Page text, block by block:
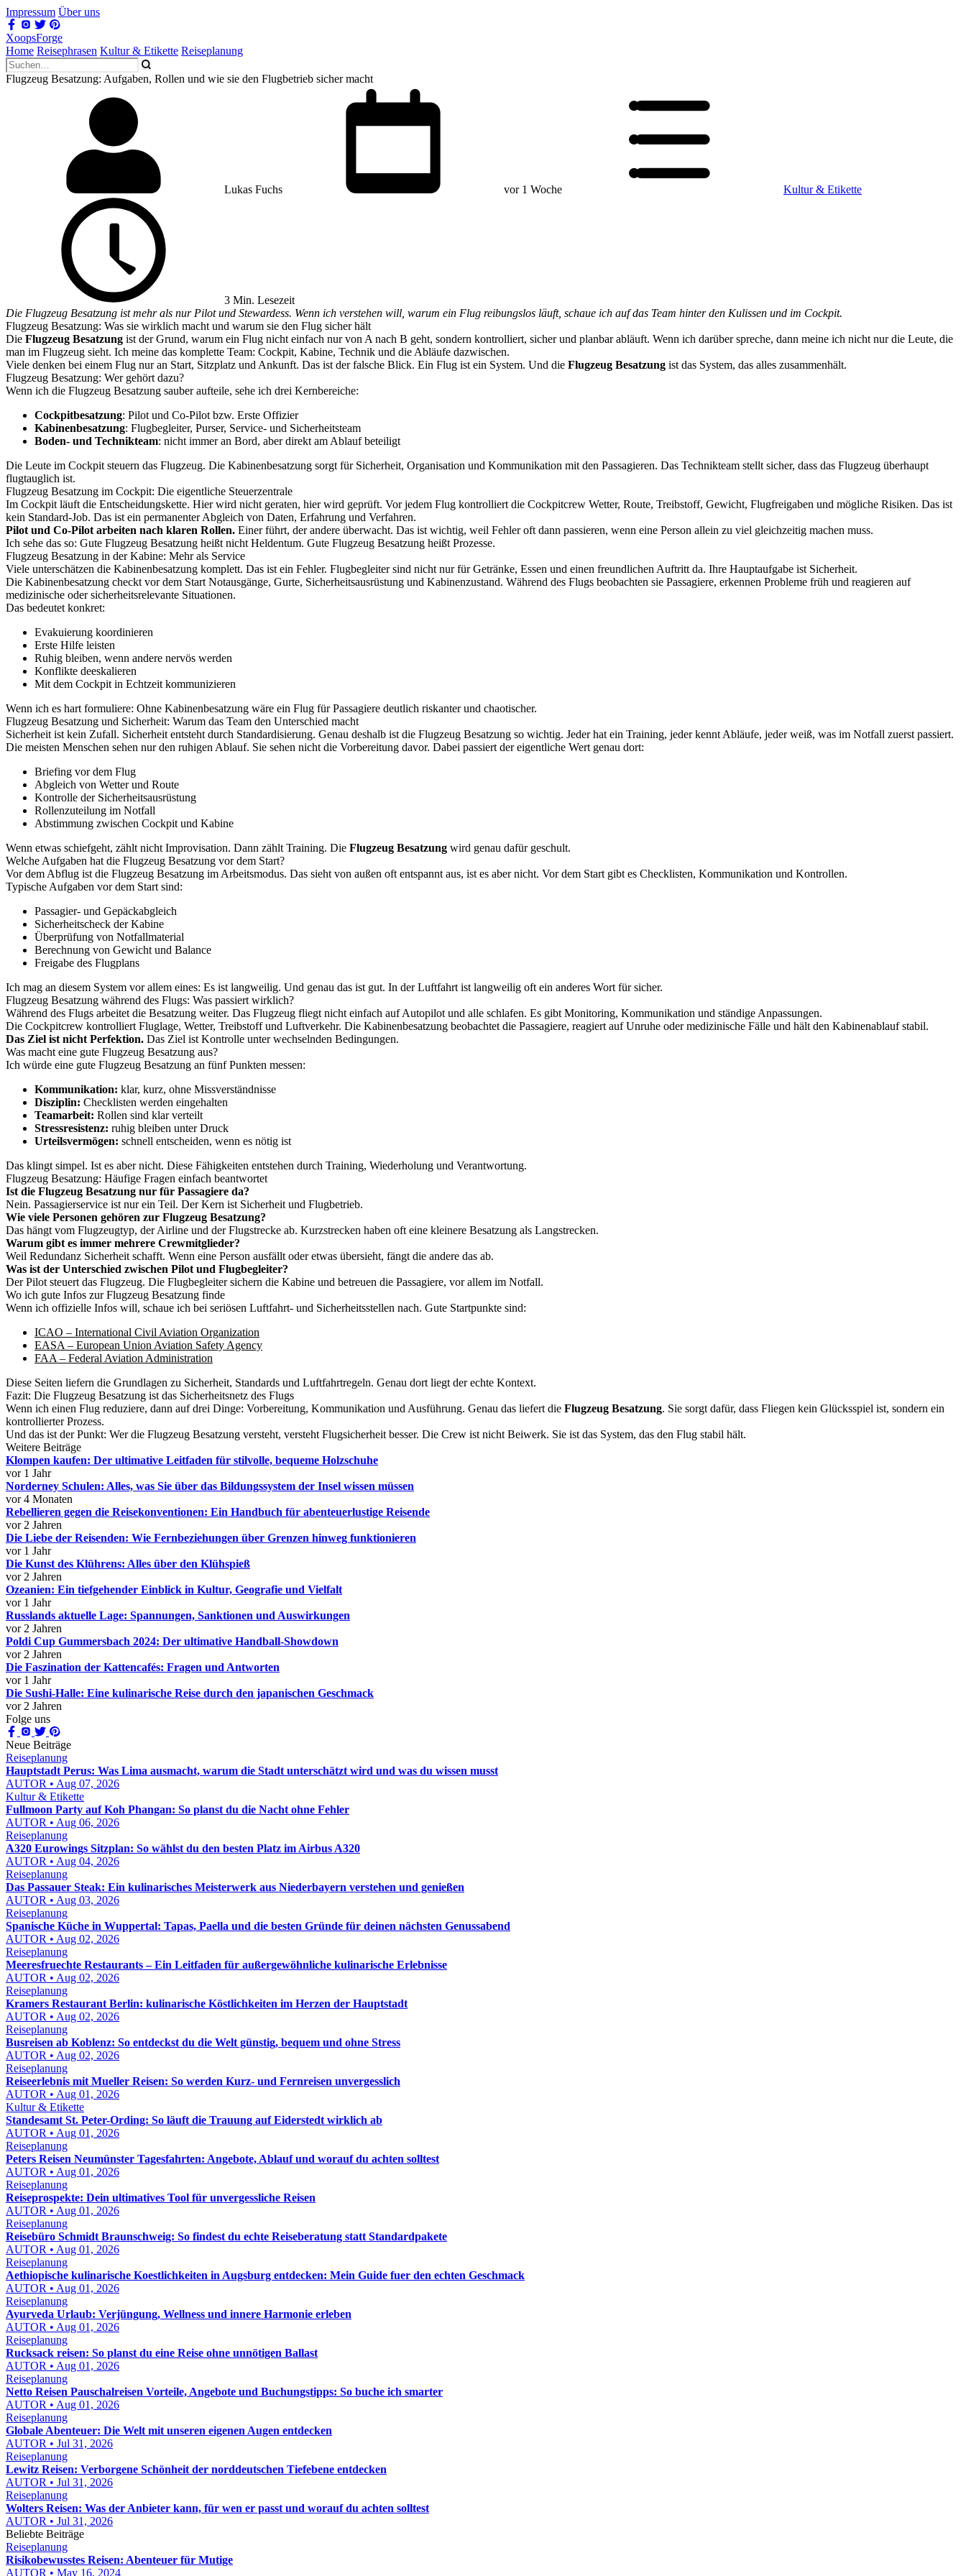
Impressum Über uns
XoopsForge
Home Reisephrasen Kultur & Etikette Reiseplanung
Flugzeug Besatzung: Aufgaben, Rollen und wie sie den Flugbetrieb sicher macht
Lukas Fuchs vor 1 Woche Kultur & Etikette
3 Min. Lesezeit
Die Flugzeug Besatzung ist mehr als nur Pilot und Stewardess. Wenn ich verstehen will, warum ein Flug reibungslos läuft, schaue ich auf das Team hinter den Kulissen und im Cockpit.
Flugzeug Besatzung: Was sie wirklich macht und warum sie den Flug sicher hält
Die Flugzeug Besatzung ist der Grund, warum ein Flug nicht einfach nur von A nach B geht, sondern kontrolliert, sicher und planbar abläuft. Wenn ich darüber spreche, dann meine ich nicht nur die Leute, die
man im Flugzeug sieht. Ich meine das komplette Team: Cockpit, Kabine, Technik und die Abläufe dazwischen.
Viele denken bei einem Flug nur an Start, Sitzplatz und Ankunft. Das ist der falsche Blick. Ein Flug ist ein System. Und die Flugzeug Besatzung ist das System, das alles zusammenhält.
Flugzeug Besatzung: Wer gehört dazu?
Wenn ich die Flugzeug Besatzung sauber aufteile, sehe ich drei Kernbereiche:
Cockpitbesatzung: Pilot und Co-Pilot bzw. Erste Offizier
Kabinenbesatzung: Flugbegleiter, Purser, Service- und Sicherheitsteam
Boden- und Technikteam: nicht immer an Bord, aber direkt am Ablauf beteiligt
Die Leute im Cockpit steuern das Flugzeug. Die Kabinenbesatzung sorgt für Sicherheit, Organisation und Kommunikation mit den Passagieren. Das Technikteam stellt sicher, dass das Flugzeug überhaupt
flugtauglich ist.
Flugzeug Besatzung im Cockpit: Die eigentliche Steuerzentrale
Im Cockpit läuft die Entscheidungskette. Hier wird nicht geraten, hier wird geprüft. Vor jedem Flug kontrolliert die Cockpitcrew Wetter, Route, Treibstoff, Gewicht, Flugfreigaben und mögliche Risiken. Das ist
kein Standard-Job. Das ist ein permanenter Abgleich von Daten, Erfahrung und Verfahren.
Pilot und Co-Pilot arbeiten nach klaren Rollen. Einer führt, der andere überwacht. Das ist wichtig, weil Fehler oft dann passieren, wenn eine Person allein zu viel gleichzeitig machen muss.
Ich sehe das so: Gute Flugzeug Besatzung heißt nicht Heldentum. Gute Flugzeug Besatzung heißt Prozesse.
Flugzeug Besatzung in der Kabine: Mehr als Service
Viele unterschätzen die Kabinenbesatzung komplett. Das ist ein Fehler. Flugbegleiter sind nicht nur für Getränke, Essen und einen freundlichen Auftritt da. Ihre Hauptaufgabe ist Sicherheit.
Die Kabinenbesatzung checkt vor dem Start Notausgänge, Gurte, Sicherheitsausrüstung und Kabinenzustand. Während des Flugs beobachten sie Passagiere, erkennen Probleme früh und reagieren auf
medizinische oder sicherheitsrelevante Situationen.
Das bedeutet konkret:
Evakuierung koordinieren
Erste Hilfe leisten
Ruhig bleiben, wenn andere nervös werden
Konflikte deeskalieren
Mit dem Cockpit in Echtzeit kommunizieren
Wenn ich es hart formuliere: Ohne Kabinenbesatzung wäre ein Flug für Passagiere deutlich riskanter und chaotischer.
Flugzeug Besatzung und Sicherheit: Warum das Team den Unterschied macht
Sicherheit ist kein Zufall. Sicherheit entsteht durch Standardisierung. Genau deshalb ist die Flugzeug Besatzung so wichtig. Jeder hat ein Training, jeder kennt Abläufe, jeder weiß, was im Notfall zuerst passiert.
Die meisten Menschen sehen nur den ruhigen Ablauf. Sie sehen nicht die Vorbereitung davor. Dabei passiert der eigentliche Wert genau dort:
Briefing vor dem Flug
Abgleich von Wetter und Route
Kontrolle der Sicherheitsausrüstung
Rollenzuteilung im Notfall
Abstimmung zwischen Cockpit und Kabine
Wenn etwas schiefgeht, zählt nicht Improvisation. Dann zählt Training. Die Flugzeug Besatzung wird genau dafür geschult.
Welche Aufgaben hat die Flugzeug Besatzung vor dem Start?
Vor dem Abflug ist die Flugzeug Besatzung im Arbeitsmodus. Das sieht von außen oft entspannt aus, ist es aber nicht. Vor dem Start gibt es Checklisten, Kommunikation und Kontrollen.
Typische Aufgaben vor dem Start sind:
Passagier- und Gepäckabgleich
Sicherheitscheck der Kabine
Überprüfung von Notfallmaterial
Berechnung von Gewicht und Balance
Freigabe des Flugplans
Ich mag an diesem System vor allem eines: Es ist langweilig. Und genau das ist gut. In der Luftfahrt ist langweilig oft ein anderes Wort für sicher.
Flugzeug Besatzung während des Flugs: Was passiert wirklich?
Während des Flugs arbeitet die Besatzung weiter. Das Flugzeug fliegt nicht einfach auf Autopilot und alle schlafen. Es gibt Monitoring, Kommunikation und ständige Anpassungen.
Die Cockpitcrew kontrolliert Fluglage, Wetter, Treibstoff und Luftverkehr. Die Kabinenbesatzung beobachtet die Passagiere, reagiert auf Unruhe oder medizinische Fälle und hält den Kabinenablauf stabil.
Das Ziel ist nicht Perfektion. Das Ziel ist Kontrolle unter wechselnden Bedingungen.
Was macht eine gute Flugzeug Besatzung aus?
Ich würde eine gute Flugzeug Besatzung an fünf Punkten messen:
Kommunikation: klar, kurz, ohne Missverständnisse
Disziplin: Checklisten werden eingehalten
Teamarbeit: Rollen sind klar verteilt
Stressresistenz: ruhig bleiben unter Druck
Urteilsvermögen: schnell entscheiden, wenn es nötig ist
Das klingt simpel. Ist es aber nicht. Diese Fähigkeiten entstehen durch Training, Wiederholung und Verantwortung.
Flugzeug Besatzung: Häufige Fragen einfach beantwortet
Ist die Flugzeug Besatzung nur für Passagiere da?
Nein. Passagierservice ist nur ein Teil. Der Kern ist Sicherheit und Flugbetrieb.
Wie viele Personen gehören zur Flugzeug Besatzung?
Das hängt vom Flugzeugtyp, der Airline und der Flugstrecke ab. Kurzstrecken haben oft eine kleinere Besatzung als Langstrecken.
Warum gibt es immer mehrere Crewmitglieder?
Weil Redundanz Sicherheit schafft. Wenn eine Person ausfällt oder etwas übersieht, fängt die andere das ab.
Was ist der Unterschied zwischen Pilot und Flugbegleiter?
Der Pilot steuert das Flugzeug. Die Flugbegleiter sichern die Kabine und betreuen die Passagiere, vor allem im Notfall.
Wo ich gute Infos zur Flugzeug Besatzung finde
Wenn ich offizielle Infos will, schaue ich bei seriösen Luftfahrt- und Sicherheitsstellen nach. Gute Startpunkte sind:
ICAO – International Civil Aviation Organization
EASA – European Union Aviation Safety Agency
FAA – Federal Aviation Administration
Diese Seiten liefern die Grundlagen zu Sicherheit, Standards und Luftfahrtregeln. Genau dort liegt der echte Kontext.
Fazit: Die Flugzeug Besatzung ist das Sicherheitsnetz des Flugs
Wenn ich einen Flug reduziere, dann auf drei Dinge: Vorbereitung, Kommunikation und Ausführung. Genau das liefert die Flugzeug Besatzung. Sie sorgt dafür, dass Fliegen kein Glücksspiel ist, sondern ein
kontrollierter Prozess.
Und das ist der Punkt: Wer die Flugzeug Besatzung versteht, versteht Flugsicherheit besser. Die Crew ist nicht Beiwerk. Sie ist das System, das den Flug stabil hält.
Weitere Beiträge
Klompen kaufen: Der ultimative Leitfaden für stilvolle, bequeme Holzschuhe
vor 1 Jahr
Norderney Schulen: Alles, was Sie über das Bildungssystem der Insel wissen müssen
vor 4 Monaten
Rebellieren gegen die Reisekonventionen: Ein Handbuch für abenteuerlustige Reisende
vor 2 Jahren
Die Liebe der Reisenden: Wie Fernbeziehungen über Grenzen hinweg funktionieren
vor 1 Jahr
Die Kunst des Klührens: Alles über den Klühspieß
vor 2 Jahren
Ozeanien: Ein tiefgehender Einblick in Kultur, Geografie und Vielfalt
vor 1 Jahr
Russlands aktuelle Lage: Spannungen, Sanktionen und Auswirkungen
vor 2 Jahren
Poldi Cup Gummersbach 2024: Der ultimative Handball-Showdown
vor 2 Jahren
Die Faszination der Kattencafés: Fragen und Antworten
vor 1 Jahr
Die Sushi-Halle: Eine kulinarische Reise durch den japanischen Geschmack
vor 2 Jahren
Folge uns
Neue Beiträge
Reiseplanung
Hauptstadt Perus: Was Lima ausmacht, warum die Stadt unterschätzt wird und was du wissen musst
AUTOR • Aug 07, 2026
Kultur & Etikette
Fullmoon Party auf Koh Phangan: So planst du die Nacht ohne Fehler
AUTOR • Aug 06, 2026
Reiseplanung
A320 Eurowings Sitzplan: So wählst du den besten Platz im Airbus A320
AUTOR • Aug 04, 2026
Reiseplanung
Das Passauer Steak: Ein kulinarisches Meisterwerk aus Niederbayern verstehen und genießen
AUTOR • Aug 03, 2026
Reiseplanung
Spanische Küche in Wuppertal: Tapas, Paella und die besten Gründe für deinen nächsten Genussabend
AUTOR • Aug 02, 2026
Reiseplanung
Meeresfruechte Restaurants – Ein Leitfaden für außergewöhnliche kulinarische Erlebnisse
AUTOR • Aug 02, 2026
Reiseplanung
Kramers Restaurant Berlin: kulinarische Köstlichkeiten im Herzen der Hauptstadt
AUTOR • Aug 02, 2026
Reiseplanung
Busreisen ab Koblenz: So entdeckst du die Welt günstig, bequem und ohne Stress
AUTOR • Aug 02, 2026
Reiseplanung
Reiseerlebnis mit Mueller Reisen: So werden Kurz- und Fernreisen unvergesslich
AUTOR • Aug 01, 2026
Kultur & Etikette
Standesamt St. Peter-Ording: So läuft die Trauung auf Eiderstedt wirklich ab
AUTOR • Aug 01, 2026
Reiseplanung
Peters Reisen Neumünster Tagesfahrten: Angebote, Ablauf und worauf du achten solltest
AUTOR • Aug 01, 2026
Reiseplanung
Reiseprospekte: Dein ultimatives Tool für unvergessliche Reisen
AUTOR • Aug 01, 2026
Reiseplanung
Reisebüro Schmidt Braunschweig: So findest du echte Reiseberatung statt Standardpakete
AUTOR • Aug 01, 2026
Reiseplanung
Aethiopische kulinarische Koestlichkeiten in Augsburg entdecken: Mein Guide fuer den echten Geschmack
AUTOR • Aug 01, 2026
Reiseplanung
Ayurveda Urlaub: Verjüngung, Wellness und innere Harmonie erleben
AUTOR • Aug 01, 2026
Reiseplanung
Rucksack reisen: So planst du eine Reise ohne unnötigen Ballast
AUTOR • Aug 01, 2026
Reiseplanung
Netto Reisen Pauschalreisen Vorteile, Angebote und Buchungstipps: So buche ich smarter
AUTOR • Aug 01, 2026
Reiseplanung
Globale Abenteuer: Die Welt mit unseren eigenen Augen entdecken
AUTOR • Jul 31, 2026
Reiseplanung
Lewitz Reisen: Verborgene Schönheit der norddeutschen Tiefebene entdecken
AUTOR • Jul 31, 2026
Reiseplanung
Wolters Reisen: Was der Anbieter kann, für wen er passt und worauf du achten solltest
AUTOR • Jul 31, 2026
Beliebte Beiträge
Reiseplanung
Risikobewusstes Reisen: Abenteuer für Mutige
AUTOR • May 16, 2024